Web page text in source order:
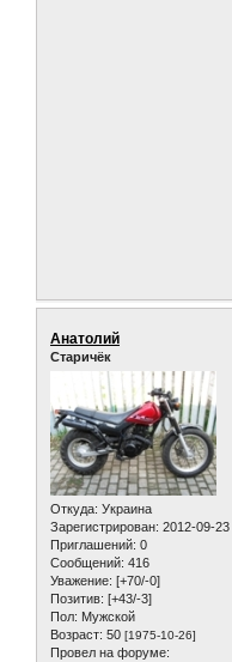
Анатолий
Старичёк
Откуда: Украина
Зарегистрирован: 2012-09-23
Приглашений: 0
Сообщений: 416
Уважение: [+70/-0]
Позитив: [+43/-3]
Пол: Мужской
Возраст: 50 [1975-10-26]
Провел на форуме: